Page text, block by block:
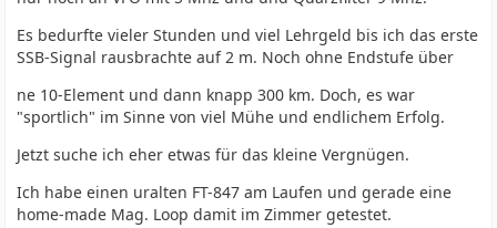
Es bedurfte vieler Stunden und viel Lehrgeld bis ich das erste
SSB-Signal rausbrachte auf 2 m. Noch ohne Endstufe über
ne 10-Element und dann knapp 300 km. Doch, es war
"sportlich" im Sinne von viel Mühe und endlichem Erfolg.
Jetzt suche ich eher etwas für das kleine Vergnügen.
Ich habe einen uralten FT-847 am Laufen und gerade eine
home-made Mag. Loop damit im Zimmer getestet.